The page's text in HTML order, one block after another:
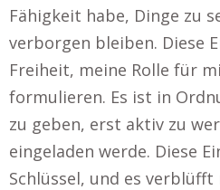
Fähigkeit habe, Dinge zu
verborgen bleiben. Diese
Freiheit, meine Rolle für
formulieren. Es ist in
zu geben, erst aktiv zu
eingeladen werde. Diese
Schlüssel, und es